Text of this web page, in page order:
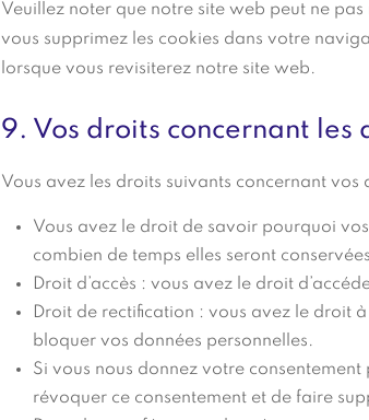
Veuillez noter que notre site web peut ne
vous supprimez les cookies dans votre
lorsque vous revisiterez notre site web.
9. Vos droits concernant les
Vous avez les droits suivants concernant vos
Vous avez le droit de savoir pourquoi
combien de temps elles seront
Droit d’accès : vous avez le droit
Droit de rectification : vous avez le droit
bloquer vos données personnelles.
Si vous nous donnez votre
révoquer ce consentement et de faire